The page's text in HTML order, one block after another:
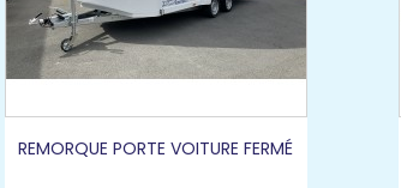
REMORQUE PORTE VOITURE FERMÉ